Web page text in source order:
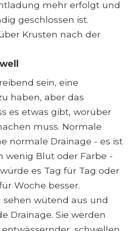
mehr erfolgt und
geschlossen ist.
Krusten nach der
sein, eine
haben, aber das
es etwas gibt, worüber
muss. Normale
normale Drainage - es ist
wenig Blut oder Farbe -
es Tag für Tag oder
Woche besser.
wütend aus und
Drainage. Sie werden